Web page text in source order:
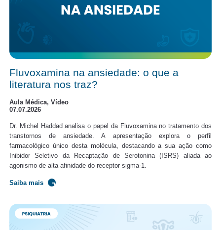
Fluvoxamina na ansiedade: o que a
literatura nos traz?
Aula Médica, Vídeo
07.07.2026
Dr. Michel Haddad analisa o papel da Fluvoxamina no tratamento dos
transtornos de ansiedade. A apresentação explora o perfil
farmacológico único desta molécula, destacando a sua ação como
Inibidor Seletivo da Recaptação de Serotonina (ISRS) aliada ao
agonismo de alta afinidade do receptor sigma-1.
Saiba mais